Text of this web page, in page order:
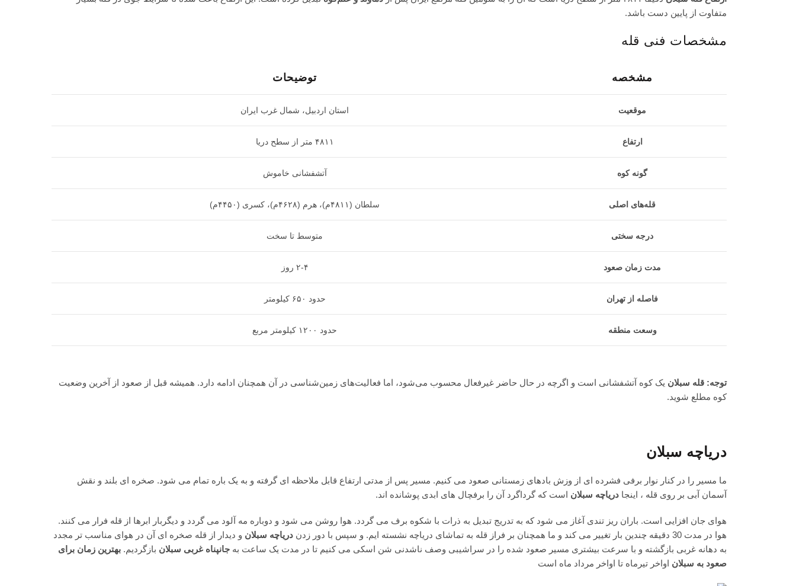
متفاوت از پایین دست باشد.
مشخصات فنی قله
مشخصه توضیحات
موقعیت استان اردبیل، شمال غرب ایران
ارتفاع ۴۸۱۱ متر از سطح دریا
گونه کوه آتشفشانی خاموش
قله‌های اصلی سلطان (۴۸۱۱م)، هرم (۴۶۲۸م)، کسری (۴۴۵۰م)
درجه سختی متوسط تا سخت
مدت زمان صعود ۲-۴ روز
فاصله از تهران حدود ۶۵۰ کیلومتر
وسعت منطقه حدود ۱۲۰۰ کیلومتر مربع
توجه: قله سبلان یک کوه آتشفشانی است و اگرچه در حال حاضر غیرفعال محسوب می‌شود، اما فعالیت‌های زمین‌شناسی در آن همچنان ادامه دارد. همیشه قبل از صعود از آخرین وضعیت
کوه مطلع شوید.
دریاچه سبلان
ما مسیر را در کنار نوار برفی فشرده ای از وزش بادهای زمستانی صعود می کنیم. مسیر پس از مدتی ارتفاع قابل ملاحظه ای گرفته و به یک باره تمام می شود. صخره ای بلند و نقش
آسمان آبی بر روی قله ، اینجا دریاچه سبلان است که گرداگرد آن را برفچال های ابدی پوشانده اند.
هوای جان افزایی است. باران ریز تندی آغاز می شود که به تدریج تبدیل به ذرات با شکوه برف می گردد. هوا روشن می شود و دوباره مه آلود می گردد و دیگربار ابرها از قله فرار می کنند.
هوا در مدت 30 دقیقه چندین بار تغییر می کند و ما همچنان بر فراز قله به تماشای دریاچه نشسته ایم. و سپس با دور زدن
دریاچه سبلان و دیدار از قله صخره ای آن در هوای مناسب تر مجدد
به دهانه غربی بازگشته و با سرعت بیشتری مسیر صعود شده را در سراشیبی وصف ناشدنی شن اسکی می کنیم تا در مدت یک ساعت به جانپناه غربی سبلان بازگردیم. بهترین زمان برای
صعود به سبلان اواخر تیرماه تا اواخر مرداد ماه است